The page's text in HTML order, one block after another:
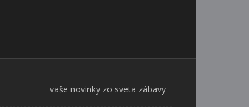
vaše novinky zo sveta zábavy